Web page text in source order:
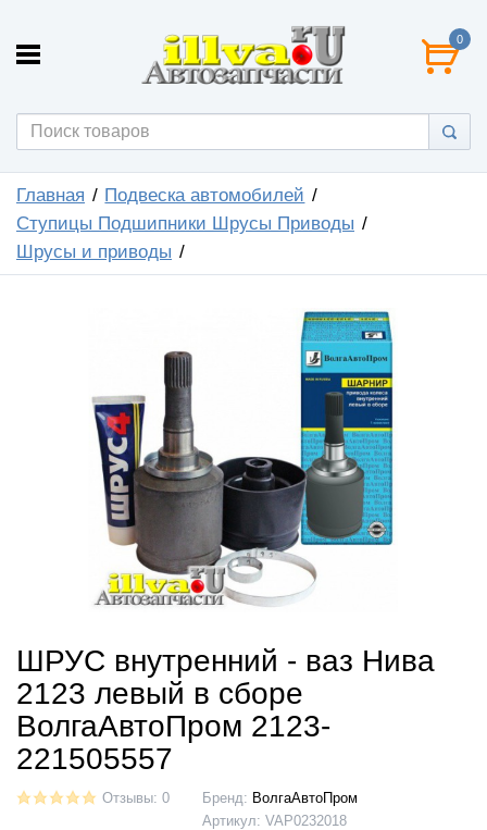
0
Главная
Подвеска автомобилей
Ступицы Подшипники Шрусы Приводы
Шрусы и приводы
ШРУС внутренний - ваз Нива
2123 левый в сборе
ВолгаАвтоПром 2123-
221505557
Отзывы: 0 Бренд: ВолгаАвтоПром
Артикул: VAP0232018